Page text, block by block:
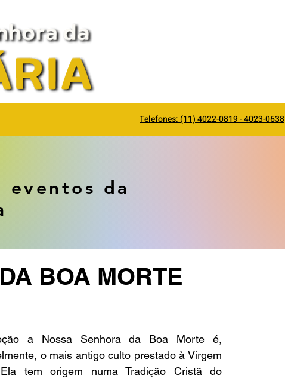
Telefones: (11) 4022-0819 - 4023-0638
eventos da
BOA MORTE
a Nossa Senhora da Boa Morte é,
o mais antigo culto prestado à Virgem
tem origem numa Tradição Cristã do